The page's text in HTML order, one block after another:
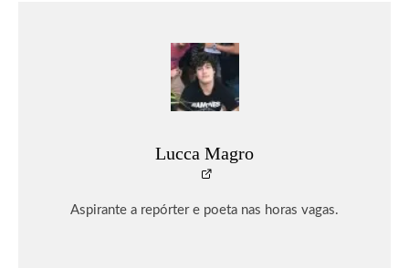
Lucca Magro
Aspirante a repórter e poeta nas horas vagas.